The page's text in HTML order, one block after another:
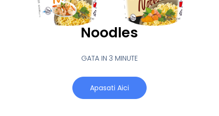
Noodles
GATA IN 3 MINUTE
Apasati Aici